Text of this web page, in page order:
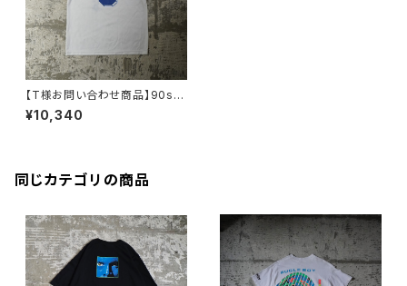
【T様お問い合わせ商品】90s
MADE IN USA UMBRO GAM
E SHIRT
¥10,340
同じカテゴリの商品